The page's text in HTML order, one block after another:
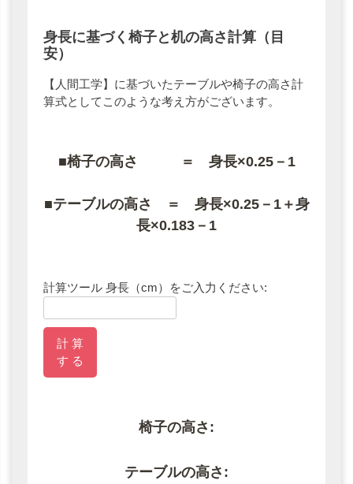
身長に基づく椅子と机の高さ計算（目
安）
【人間工学】に基づいたテーブルや椅子の高さ計
算式としてこのような考え方がございます。
■椅子の高さ ＝ 身長×0.25－1
■テーブルの高さ ＝ 身長×0.25－1＋身
長×0.183－1
計算ツール 身長（cm）をご入力ください:
計 算
す る
椅子の高さ:
テーブルの高さ: